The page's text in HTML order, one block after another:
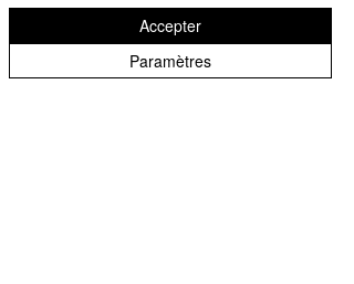
Paramètres
Accepter